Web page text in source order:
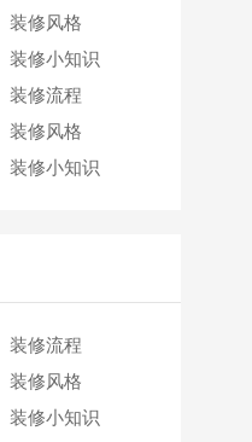
装修风格
装修小知识
装修流程
装修风格
装修小知识
装修流程
装修风格
装修小知识